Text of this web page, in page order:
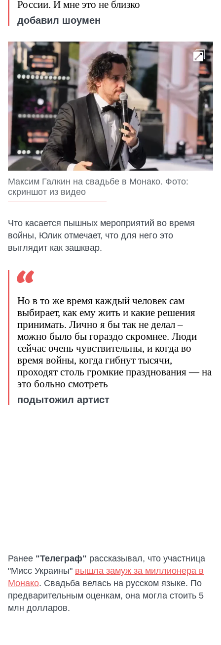
России. И мне это не близко
добавил шоумен
Максим Галкин на свадьбе в Монако. Фото:
скриншот из видео
Что касается пышных мероприятий во время
войны, Юлик отмечает, что для него это
выглядит как зашквар.
Но в то же время каждый человек сам
выбирает, как ему жить и какие решения
принимать. Лично я бы так не делал –
можно было бы гораздо скромнее. Люди
сейчас очень чувствительны, и когда во
время войны, когда гибнут тысячи,
проходят столь громкие празднования — на
это больно смотреть
подытожил артист
Ранее "Телеграф" рассказывал, что участница
"Мисс Украины" вышла замуж за миллионера в
Монако. Свадьба велась на русском языке. По
предварительным оценкам, она могла стоить 5
млн долларов.